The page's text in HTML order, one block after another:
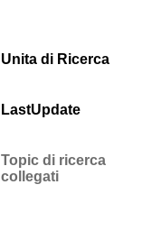
Unita di Ricerca
LastUpdate
Topic di ricerca
collegati